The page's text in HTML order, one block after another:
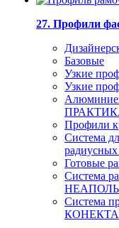
27. Профили
Базовые
Узкие
Узкие
Профили
Система
Готовые
Система
НЕАПОЛЬ
Система
КОНЕКТА/